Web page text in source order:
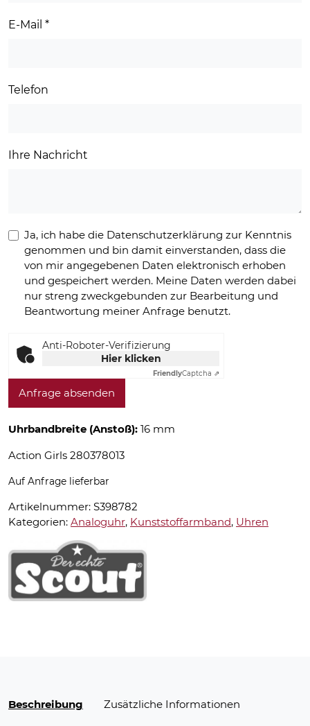
E-Mail *
Telefon
Ihre Nachricht
Ja, ich habe die Datenschutzerklärung zur Kenntnis
genommen und bin damit einverstanden, dass die
von mir angegebenen Daten elektronisch erhoben
und gespeichert werden. Meine Daten werden dabei
nur streng zweckgebunden zur Bearbeitung und
Beantwortung meiner Anfrage benutzt.
Anti-Roboter-Verifizierung
Hier klicken
FriendlyCaptcha ⇗
Anfrage absenden
Uhrbandbreite (Anstoß): 16 mm
Action Girls 280378013
Auf Anfrage lieferbar
Artikelnummer: S398782
Kategorien: Analoguhr, Kunststoffarmband, Uhren
Beschreibung
Zusätzliche Informationen